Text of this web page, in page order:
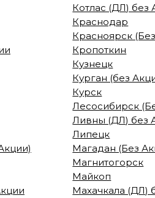
Котлас (ДЛ) без
Краснодар
Красноярск
Кропоткин
Кузнецк
Курган (без
Курск
Лесосибирск
Ливны (ДЛ) без
Липецк
Магадан (Без
Магнитогорск
Майкоп
Махачкала (ДЛ)